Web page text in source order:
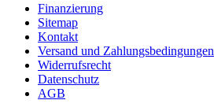
Finanzierung
Sitemap
Kontakt
Versand und Zahlungsbedingungen
Widerrufsrecht
Datenschutz
AGB